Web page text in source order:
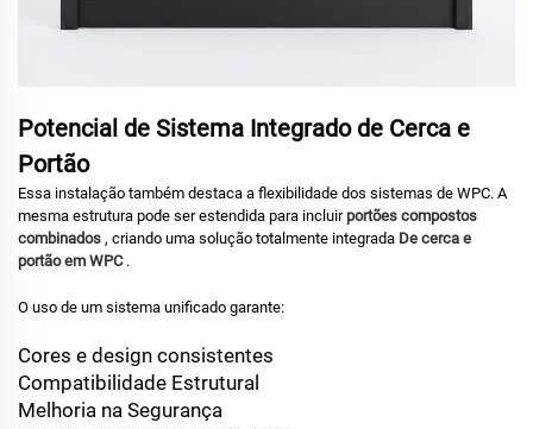
Potencial de Sistema Integrado de Cerca e
Portão
Essa instalação também destaca a flexibilidade dos sistemas de WPC. A
mesma estrutura pode ser estendida para incluir portões compostos
combinados , criando uma solução totalmente integrada De cerca e
portão em WPC .
O uso de um sistema unificado garante:
Cores e design consistentes
Compatibilidade Estrutural
Melhoria na Segurança